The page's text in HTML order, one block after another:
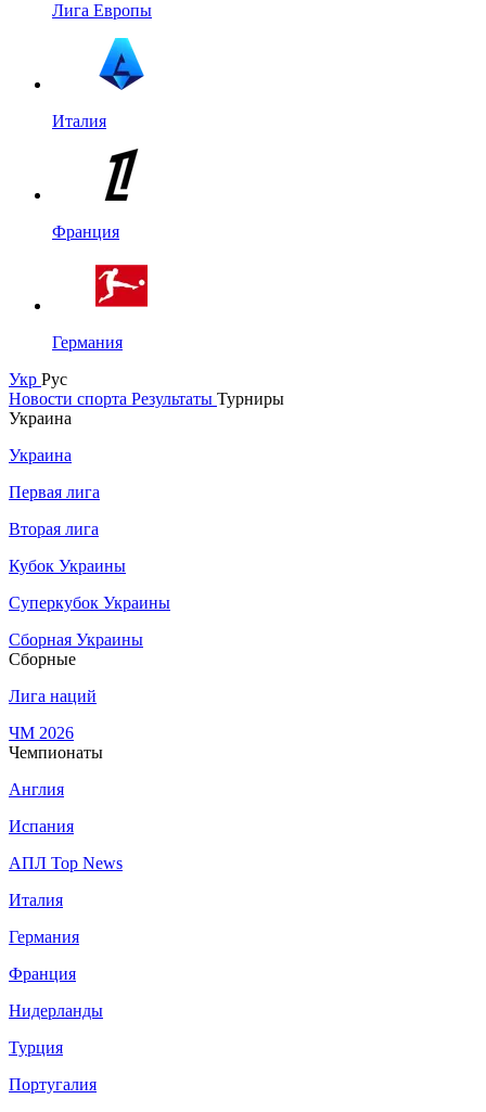
Лига Европы
Италия
Франция
Германия
Укр Рус
Новости спорта Результаты Турниры
Украина
Украина
Первая лига
Вторая лига
Кубок Украины
Суперкубок Украины
Сборная Украины
Сборные
Лига наций
ЧМ 2026
Чемпионаты
Англия
Испания
АПЛ Top News
Италия
Германия
Франция
Нидерланды
Турция
Португалия